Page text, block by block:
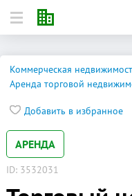
Коммерческая
Аренда торговой
Добавить в избранное
АРЕНДА
ID: 3532031